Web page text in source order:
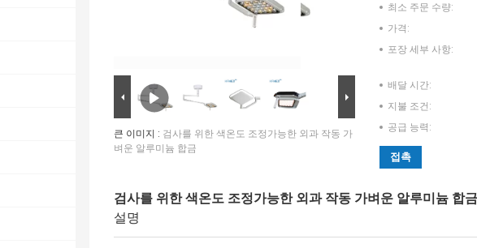
큰 이미지 : 검사를 위한 색온도 조정가능한 외과 작동 가
벼운 알루미늄 합금
최소 주문 수량:
가격:
포장 세부 사항:
배달 시간:
지불 조건:
공급 능력:
접촉
검사를 위한 색온도 조정가능한 외과 작동 가벼운 알루미늄 합금
설명